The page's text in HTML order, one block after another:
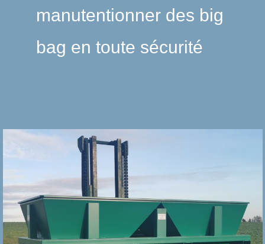
manutentionner des big
bag en toute sécurité